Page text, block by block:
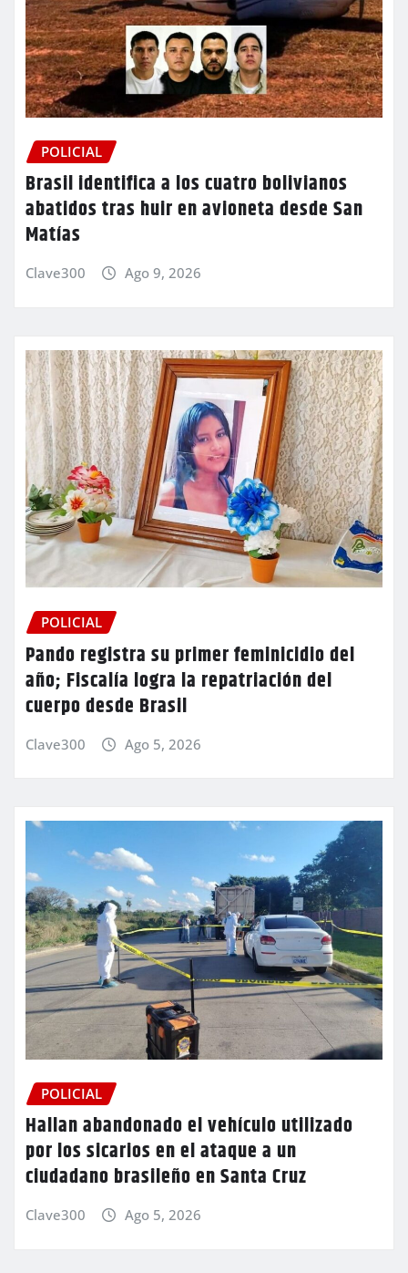
POLICIAL
Brasil identifica a los cuatro bolivianos
abatidos tras huir en avioneta desde San
Matías
Clave300 Ago 9, 2026
POLICIAL
Pando registra su primer feminicidio del
año; Fiscalía logra la repatriación del
cuerpo desde Brasil
Clave300 Ago 5, 2026
POLICIAL
Hallan abandonado el vehículo utilizado
por los sicarios en el ataque a un
ciudadano brasileño en Santa Cruz
Clave300 Ago 5, 2026